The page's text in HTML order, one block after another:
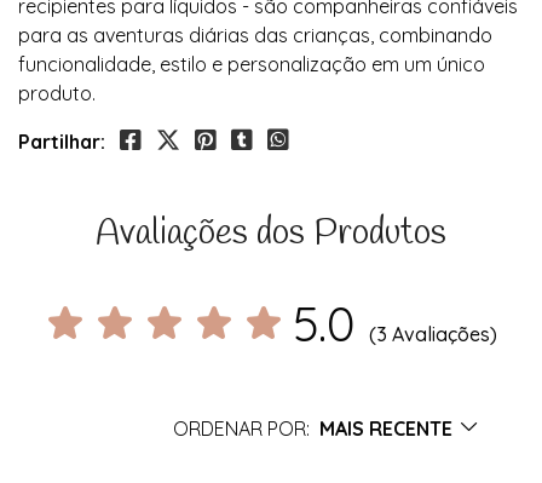
recipientes para líquidos - são companheiras confiáveis
para as aventuras diárias das crianças, combinando
funcionalidade, estilo e personalização em um único
produto.
Partilhar:
Avaliações dos Produtos
5.0 (3 Avaliações)
ORDENAR POR: MAIS RECENTE